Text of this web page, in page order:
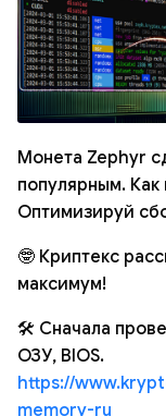
Монета Zephyr
популярным.
Оптимизируй
🤓 Криптекс
максимум!
🛠 Сначала
ОЗУ, BIOS.
https://
memory-ru